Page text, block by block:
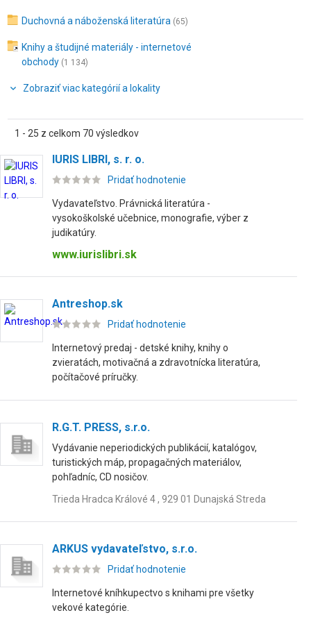
Duchovná a náboženská literatúra (65)
Knihy a študijné materiály - internetové
obchody (1 134)
Zobraziť viac kategórií a lokality
1 - 25 z celkom 70 výsledkov
IURIS LIBRI, s. r. o.
Pridať hodnotenie
Vydavateľstvo. Právnická literatúra -
vysokoškolské učebnice, monografie, výber z
judikatúry.
www.iurislibri.sk
Antreshop.sk
Pridať hodnotenie
Internetový predaj - detské knihy, knihy o
zvieratách, motivačná a zdravotnícka literatúra,
počítačové príručky.
R.G.T. PRESS, s.r.o.
Vydávanie neperiodických publikácií, katalógov,
turistických máp, propagačných materiálov,
pohľadníc, CD nosičov.
Trieda Hradca Králové 4 , 929 01 Dunajská Streda
ARKUS vydavateľstvo, s.r.o.
Pridať hodnotenie
Internetové kníhkupectvo s knihami pre všetky
vekové kategórie.